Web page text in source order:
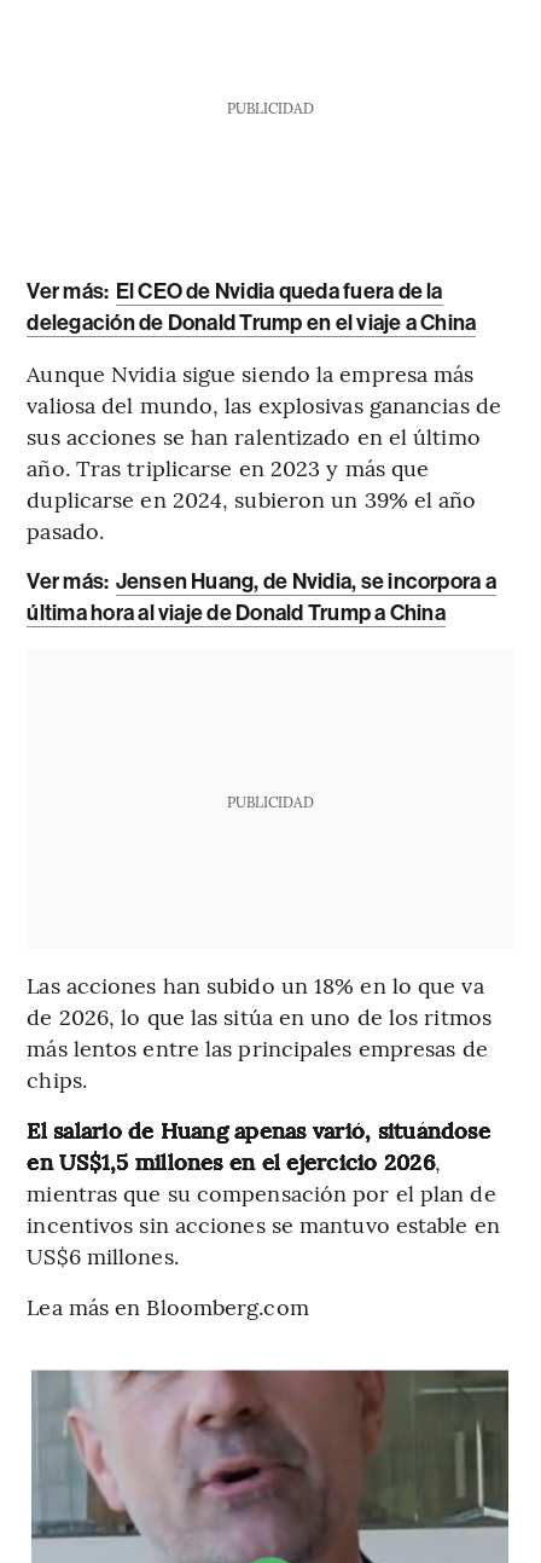
PUBLICIDAD
Ver más: El CEO de Nvidia queda fuera de la
delegación de Donald Trump en el viaje a China
Aunque Nvidia sigue siendo la empresa más
valiosa del mundo, las explosivas ganancias de
sus acciones se han ralentizado en el último
año. Tras triplicarse en 2023 y más que
duplicarse en 2024, subieron un 39% el año
pasado.
Ver más: Jensen Huang, de Nvidia, se incorpora a
última hora al viaje de Donald Trump a China
PUBLICIDAD
Las acciones han subido un 18% en lo que va
de 2026, lo que las sitúa en uno de los ritmos
más lentos entre las principales empresas de
chips.
El salario de Huang apenas varió, situándose
en US$1,5 millones en el ejercicio 2026,
mientras que su compensación por el plan de
incentivos sin acciones se mantuvo estable en
US$6 millones.
Lea más en Bloomberg.com